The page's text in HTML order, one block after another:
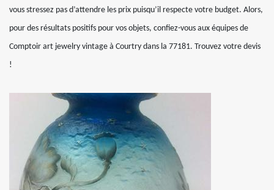
vous stressez pas d’attendre les prix puisqu’il respecte votre budget. Alors,
pour des résultats positifs pour vos objets, confiez-vous aux équipes de
Comptoir art jewelry vintage à Courtry dans la 77181. Trouvez votre devis
!